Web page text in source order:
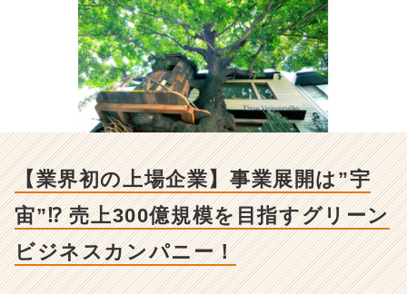
求
人
-
【業
界
初
の
企
業】
事
展
【業界初の上場企業】事業展開は”宇
宙”⁉ 売上300億規模を目指すグリーン
ビジネスカンパニー！